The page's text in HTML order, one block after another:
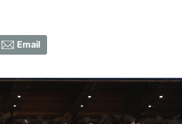
Email